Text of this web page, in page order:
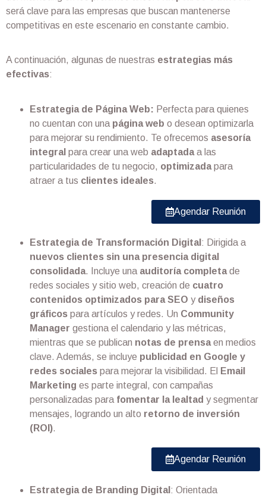
será clave para las empresas que buscan mantenerse
competitivas en este escenario en constante cambio.
A continuación, algunas de nuestras estrategias más
efectivas:
Estrategia de Página Web: Perfecta para quienes
no cuentan con una página web o desean optimizarla
para mejorar su rendimiento. Te ofrecemos asesoría
integral para crear una web adaptadaa las
particularidades de tu negocio, optimizadapara
atraer a tus clientes ideales.
Agendar Reunión
Estrategia de Transformación Digital : Dirigida a
nuevos clientes sin una presencia digital
consolidada. Incluye una auditoría completade
redes sociales y sitio web, creación de cuatro
contenidos optimizados para SEO y diseños
gráficos para artículos y redes. Un Community
Manager gestiona el calendario y las métricas,
mientras que se publican notas de prensaen medios
clave. Además, se incluye publicidad en Google y
redes sociales para mejorar la visibilidad. El
Email
Marketing es parte integral, con campañas
personalizadas para fomentar la lealtad y segmentar
mensajes, logrando un alto retorno de inversión
(ROI).
Agendar Reunión
Estrategia de Branding Digital : Orientada